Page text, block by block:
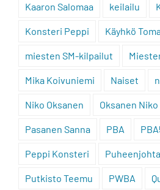
Kaaron Salomaa keilailu
Konsteri Peppi Käyhkö
miesten SM-kilpailut
Mika Koivuniemi Naiset
Niko Oksanen Oksanen Niko
Pasanen Sanna PBA
Peppi Konsteri
Putkisto Teemu PWBA